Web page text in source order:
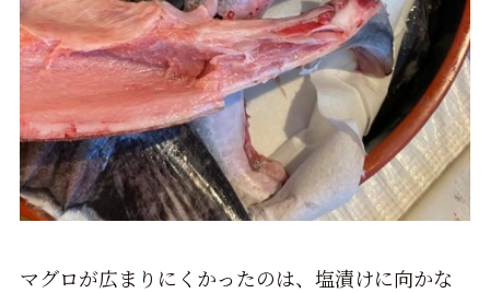
マグロが広まりにくかったのは、塩漬けに向かな